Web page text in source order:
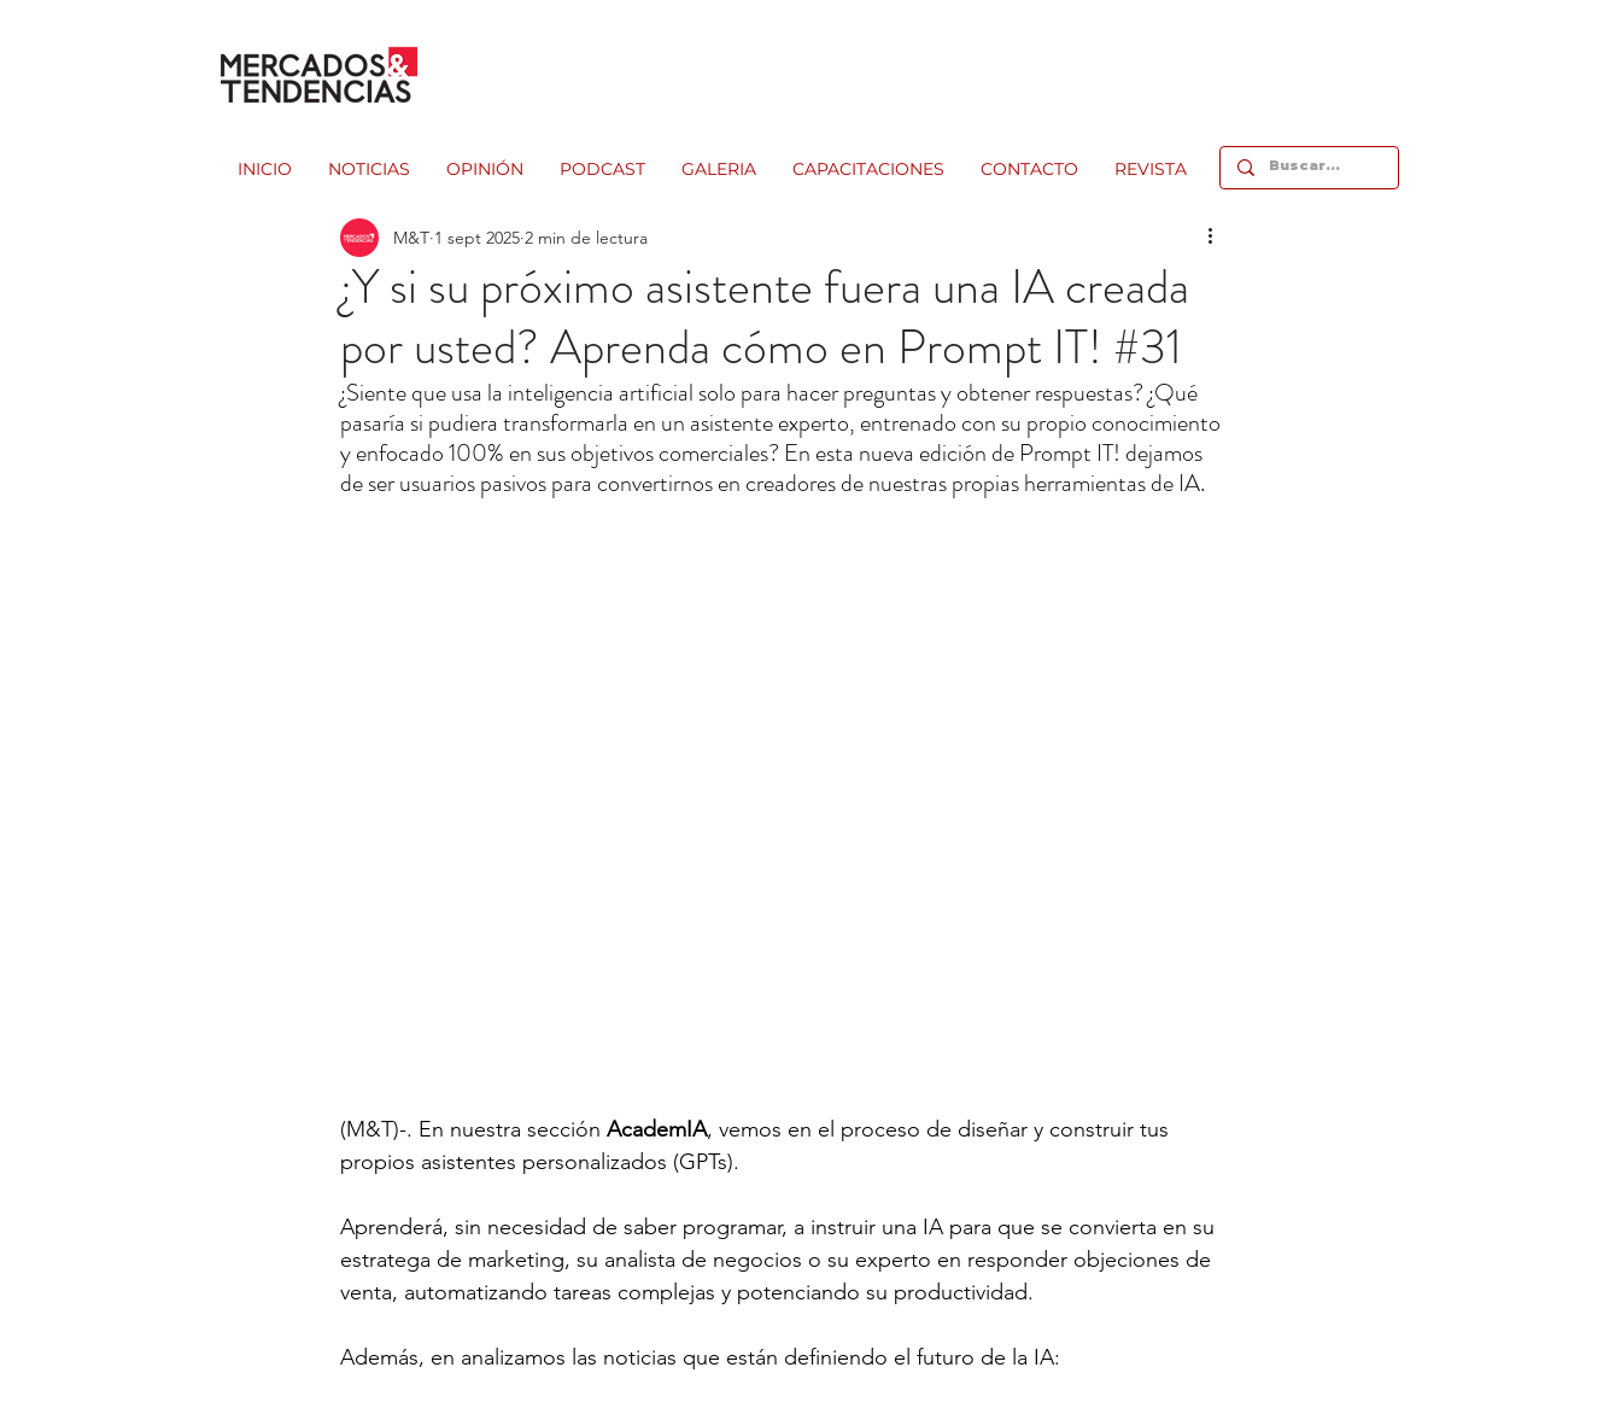
INICIO NOTICIAS OPINIÓN PODCAST GALERIA CAPACITACIONES CONTACTO REVISTA
¿Y si su próximo asistente fuera una IA creada
por usted? Aprenda cómo en Prompt IT! #31
M&T 1 sept 2025 2 min de lectura
¿Siente que usa la inteligencia artificial solo para hacer preguntas y obtener respuestas? ¿Qué
pasaría si pudiera transformarla en un asistente experto, entrenado con su propio conocimiento
y enfocado 100% en sus objetivos comerciales? En esta nueva edición de Prompt IT! dejamos
de ser usuarios pasivos para convertirnos en creadores de nuestras propias herramientas de IA.
(M&T)-. En nuestra sección AcademIA, vemos en el proceso de diseñar y construir tus
propios asistentes personalizados (GPTs).
Aprenderá, sin necesidad de saber programar, a instruir una IA para que se convierta en su
estratega de marketing, su analista de negocios o su experto en responder objeciones de
venta, automatizando tareas complejas y potenciando su productividad.
Además, en analizamos las noticias que están definiendo el futuro de la IA: